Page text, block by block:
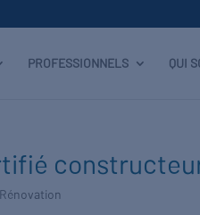
PROFESSIONNELS QUI
Rénovation